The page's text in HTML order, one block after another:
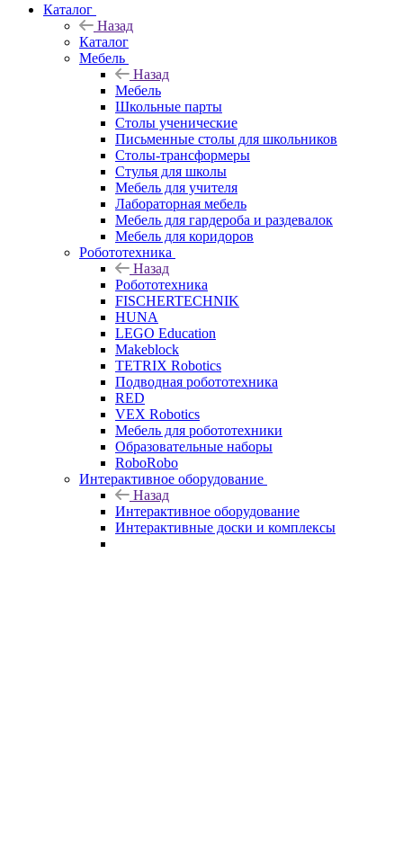
Каталог
Назад
Каталог
Мебель
Назад
Мебель
Школьные парты
Столы ученические
Письменные столы для школьников
Столы-трансформеры
Стулья для школы
Мебель для учителя
Лабораторная мебель
Мебель для гардероба и раздевалок
Мебель для коридоров
Робототехника
Назад
Робототехника
FISCHERTECHNIK
HUNA
LEGO Education
Makeblock
TETRIX Robotics
Подводная робототехника
RED
VEX Robotics
Мебель для робототехники
Образовательные наборы
RoboRobo
Интерактивное оборудование
Назад
Интерактивное оборудование
Интерактивные доски и комплексы